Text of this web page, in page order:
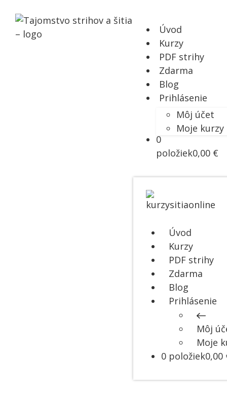
Úvod
Kurzy
PDF strihy
Zdarma
Blog
Prihlásenie
Môj účet
Moje kurzy
0
položiek0,00 €
Úvod
Kurzy
PDF strihy
Zdarma
Blog
Prihlásenie
Môj
Moje
0 položiek0,00